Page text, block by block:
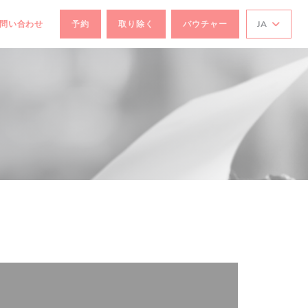
開きます))
で開きます))
い合わせ 予約 取り除く バウチャー JA